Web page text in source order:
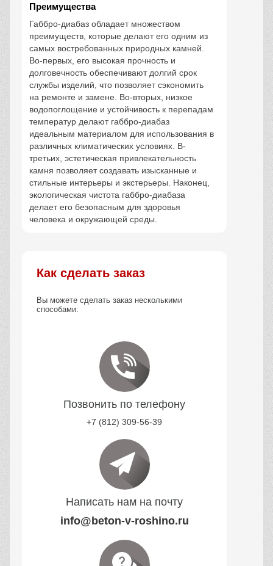
Преимущества
Габбро-диабаз обладает множеством
преимуществ, которые делают его одним из
самых востребованных природных камней.
Во-первых, его высокая прочность и
долговечность обеспечивают долгий срок
службы изделий, что позволяет сэкономить
на ремонте и замене. Во-вторых, низкое
водопоглощение и устойчивость к перепадам
температур делают габбро-диабаз
идеальным материалом для использования в
различных климатических условиях. В-
третьих, эстетическая привлекательность
камня позволяет создавать изысканные и
стильные интерьеры и экстерьеры. Наконец,
экологическая чистота габбро-диабаза
делает его безопасным для здоровья
человека и окружающей среды.
Как сделать заказ
Вы можете сделать заказ несколькими
способами:
Позвонить по телефону
+7 (812) 309-56-39
Написать нам на почту
info@beton-v-roshino.ru